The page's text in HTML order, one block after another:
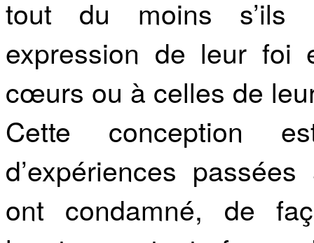
tout du moins s’ils
expression de leur foi
cœurs ou à celles de
Cette conception
d’expériences
ont condamné, de